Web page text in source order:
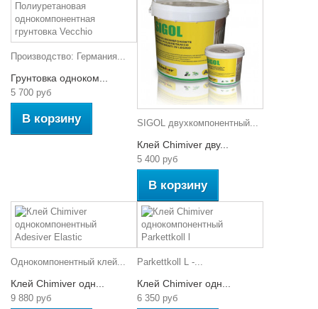
Производство: Германия...
Грунтовка одноком...
5 700 руб
В корзину SIGOL двухкомпонентный...
Клей Chimiver дву...
5 400 руб
В корзину
Однокомпонентный клей...
Клей Chimiver одн...
9 880 руб
Parkettkoll L -...
Клей Chimiver одн...
6 350 руб